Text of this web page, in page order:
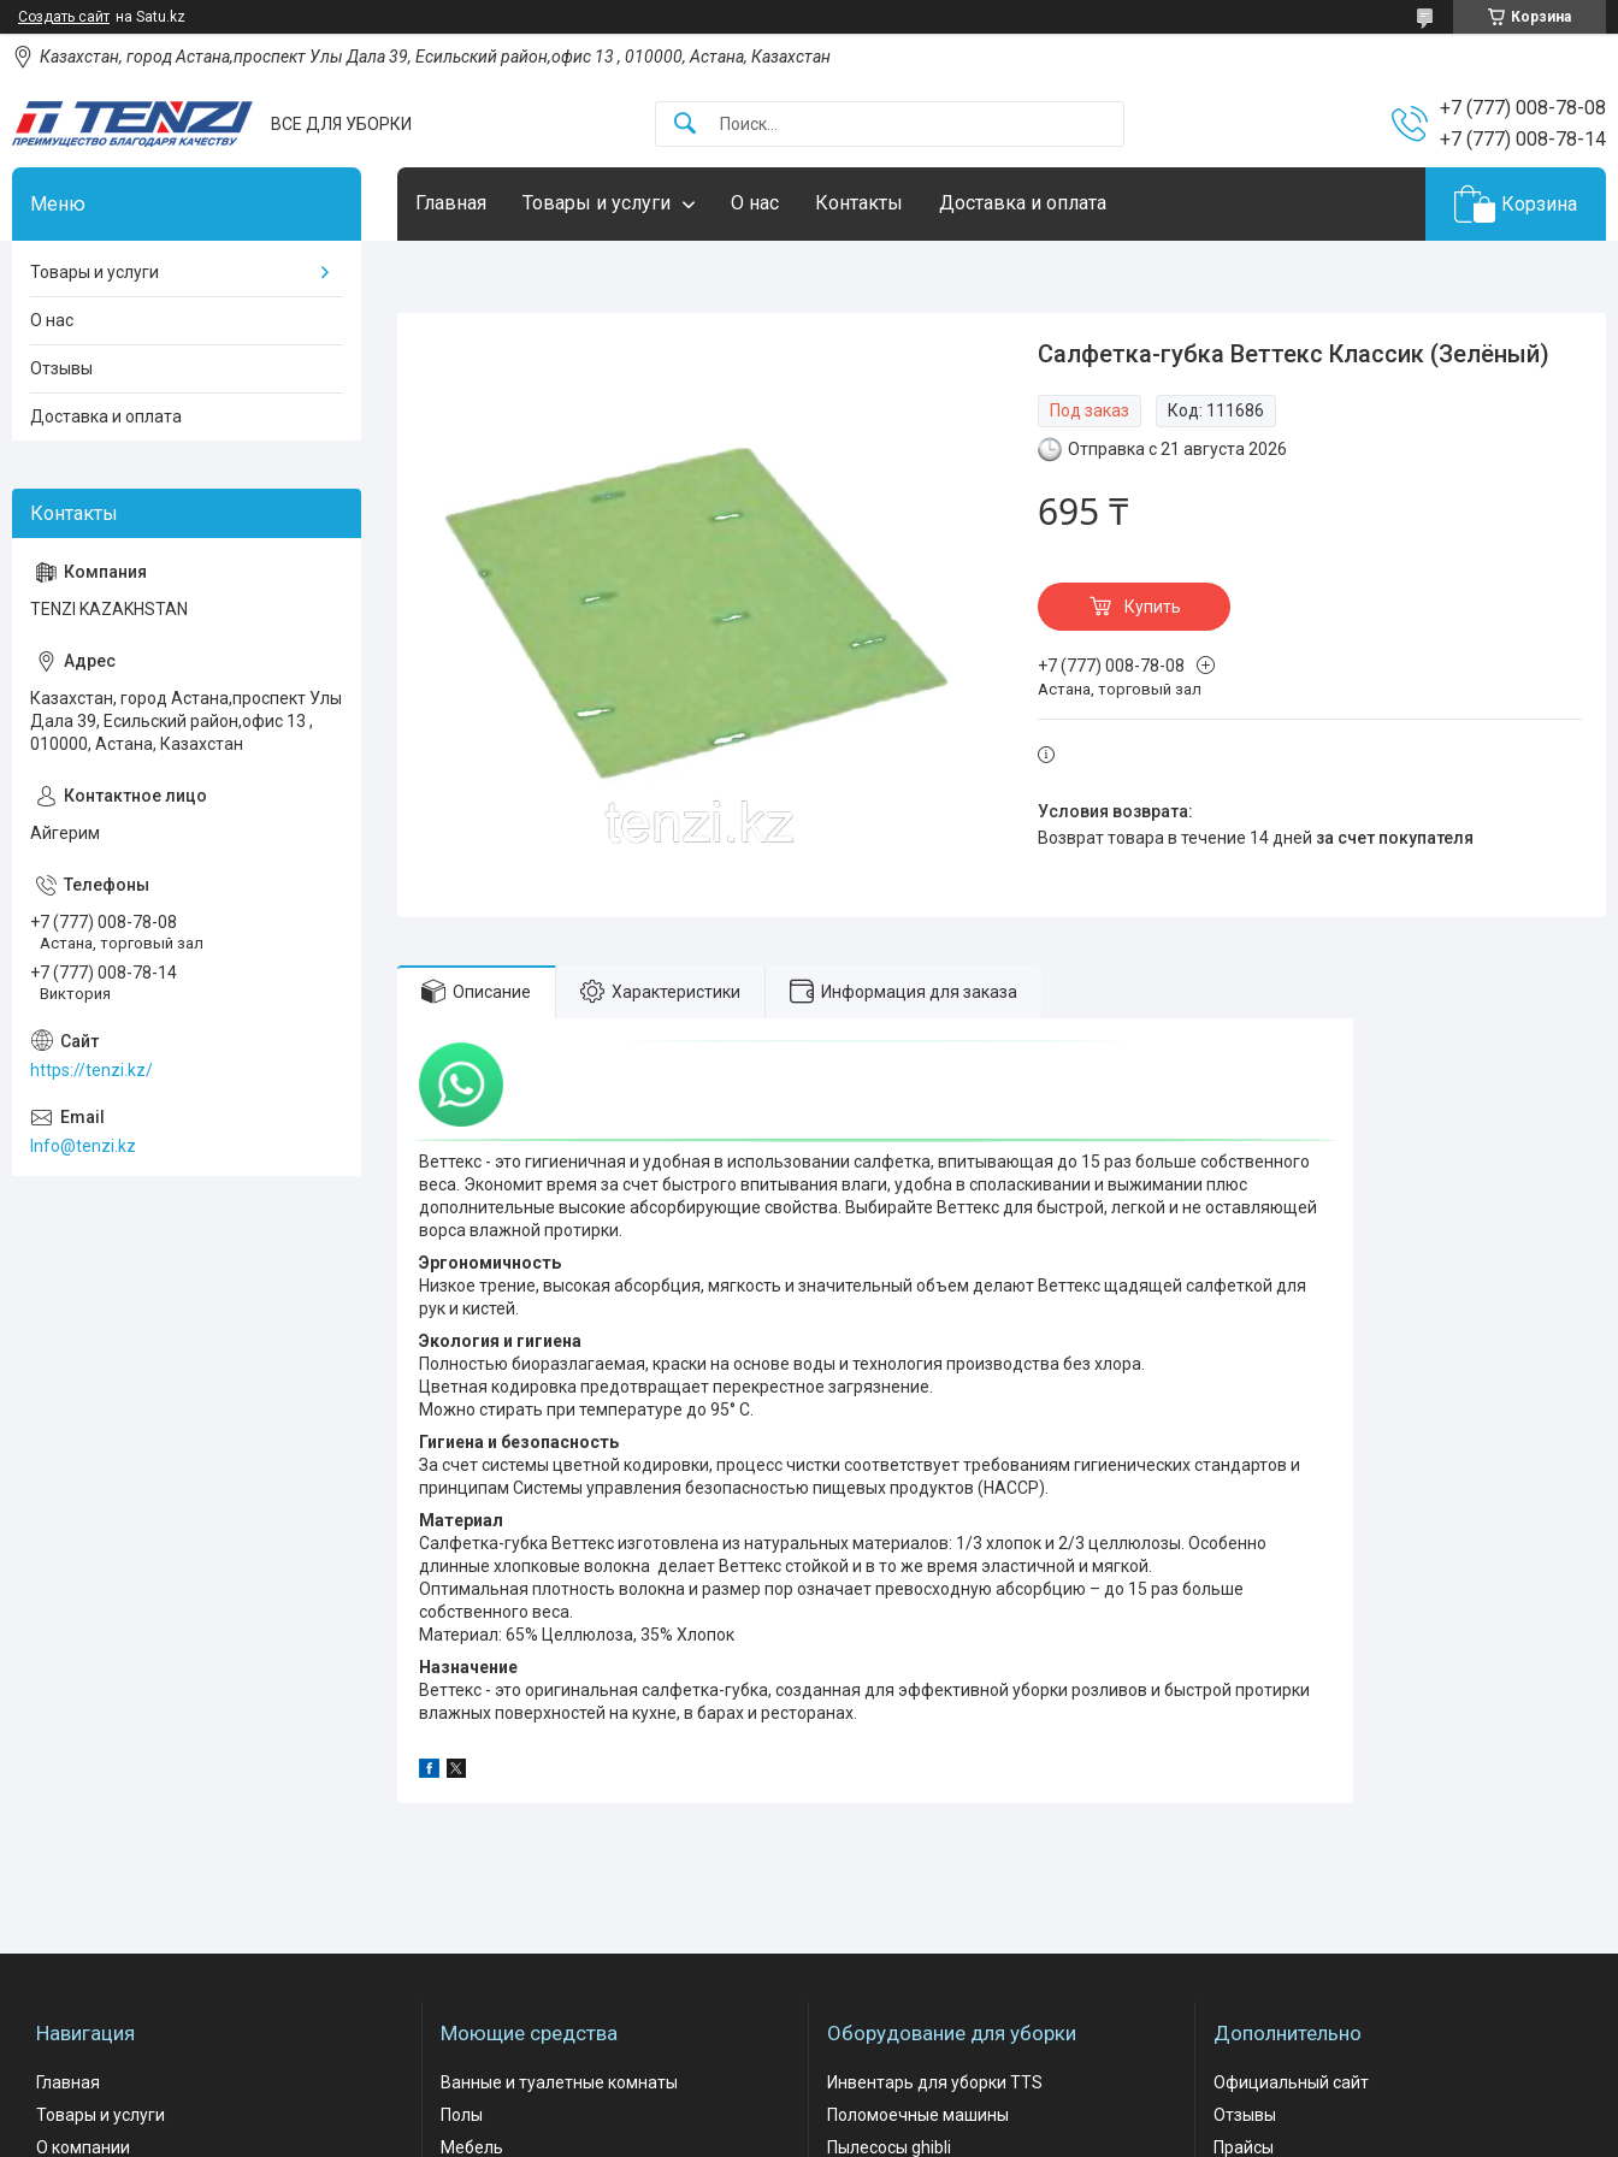
Создать сайт на Satu.kz Корзина
Казахстан, город Астана,проспект Улы Дала 39, Есильский район,офис 13 , 010000, Астана, Казахстан
ВСЕ ДЛЯ УБОРКИ
+7 (777) 008-78-08
+7 (777) 008-78-14
Главная Товары и услуги О нас Контакты Доставка и оплата Корзина
Салфетка-губка Веттекс Классик (Зелёный)
Под заказ Код: 111686
Отправка с 21 августа 2026
695 ₸
Купить
+7 (777) 008-78-08
Астана, торговый зал
возврат товара в течение 14 дней за счет покупателя
Описание Характеристики Информация для заказа
Веттекс - это гигиеничная и удобная в использовании салфетка, впитывающая до 15 раз больше собственного
веса. Экономит время за счет быстрого впитывания влаги, удобна в споласкивании и выжимании плюс
дополнительные высокие абсорбирующие свойства. Выбирайте Веттекс для быстрой, легкой и не оставляющей
ворса влажной протирки.
Эргономичность
Низкое трение, высокая абсорбция, мягкость и значительный объем делают Веттекс щадящей салфеткой для
рук и кистей.
Экология и гигиена
Полностью биоразлагаемая, краски на основе воды и технология производства без хлора.
Цветная кодировка предотвращает перекрестное загрязнение.
Можно стирать при температуре до 95° C.
Гигиена и безопасность
За счет системы цветной кодировки, процесс чистки соответствует требованиям гигиенических стандартов и
принципам Системы управления безопасностью пищевых продуктов (HACCP).
Материал
Салфетка-губка Веттекс изготовлена из натуральных материалов: 1/3 хлопок и 2/3 целлюлозы. Особенно
длинные хлопковые волокна делает Веттекс стойкой и в то же время эластичной и мягкой.
Оптимальная плотность волокна и размер пор означает превосходную абсорбцию – до 15 раз больше
собственного веса.
Материал: 65% Целлюлоза, 35% Хлопок
Назначение
Веттекс - это оригинальная салфетка-губка, созданная для эффективной уборки розливов и быстрой протирки
влажных поверхностей на кухне, в барах и ресторанах.
Товары и услуги
О нас
Отзывы
Доставка и оплата
TENZI KAZAKHSTAN
Казахстан, город Астана,проспект Улы
Дала 39, Есильский район,офис 13 ,
010000, Астана, Казахстан
Айгерим
+7 (777) 008-78-08
Астана, торговый зал
+7 (777) 008-78-14
Виктория
https://tenzi.kz/
Info@tenzi.kz
Навигация
Главная
Товары и услуги
О компании
Моющие средства
Ванные и туалетные комнаты
Полы
Мебель
Оборудование для уборки
Инвентарь для уборки TTS
Поломоечные машины
Пылесосы ghibli
Дополнительно
Официальный сайт
Отзывы
Прайсы